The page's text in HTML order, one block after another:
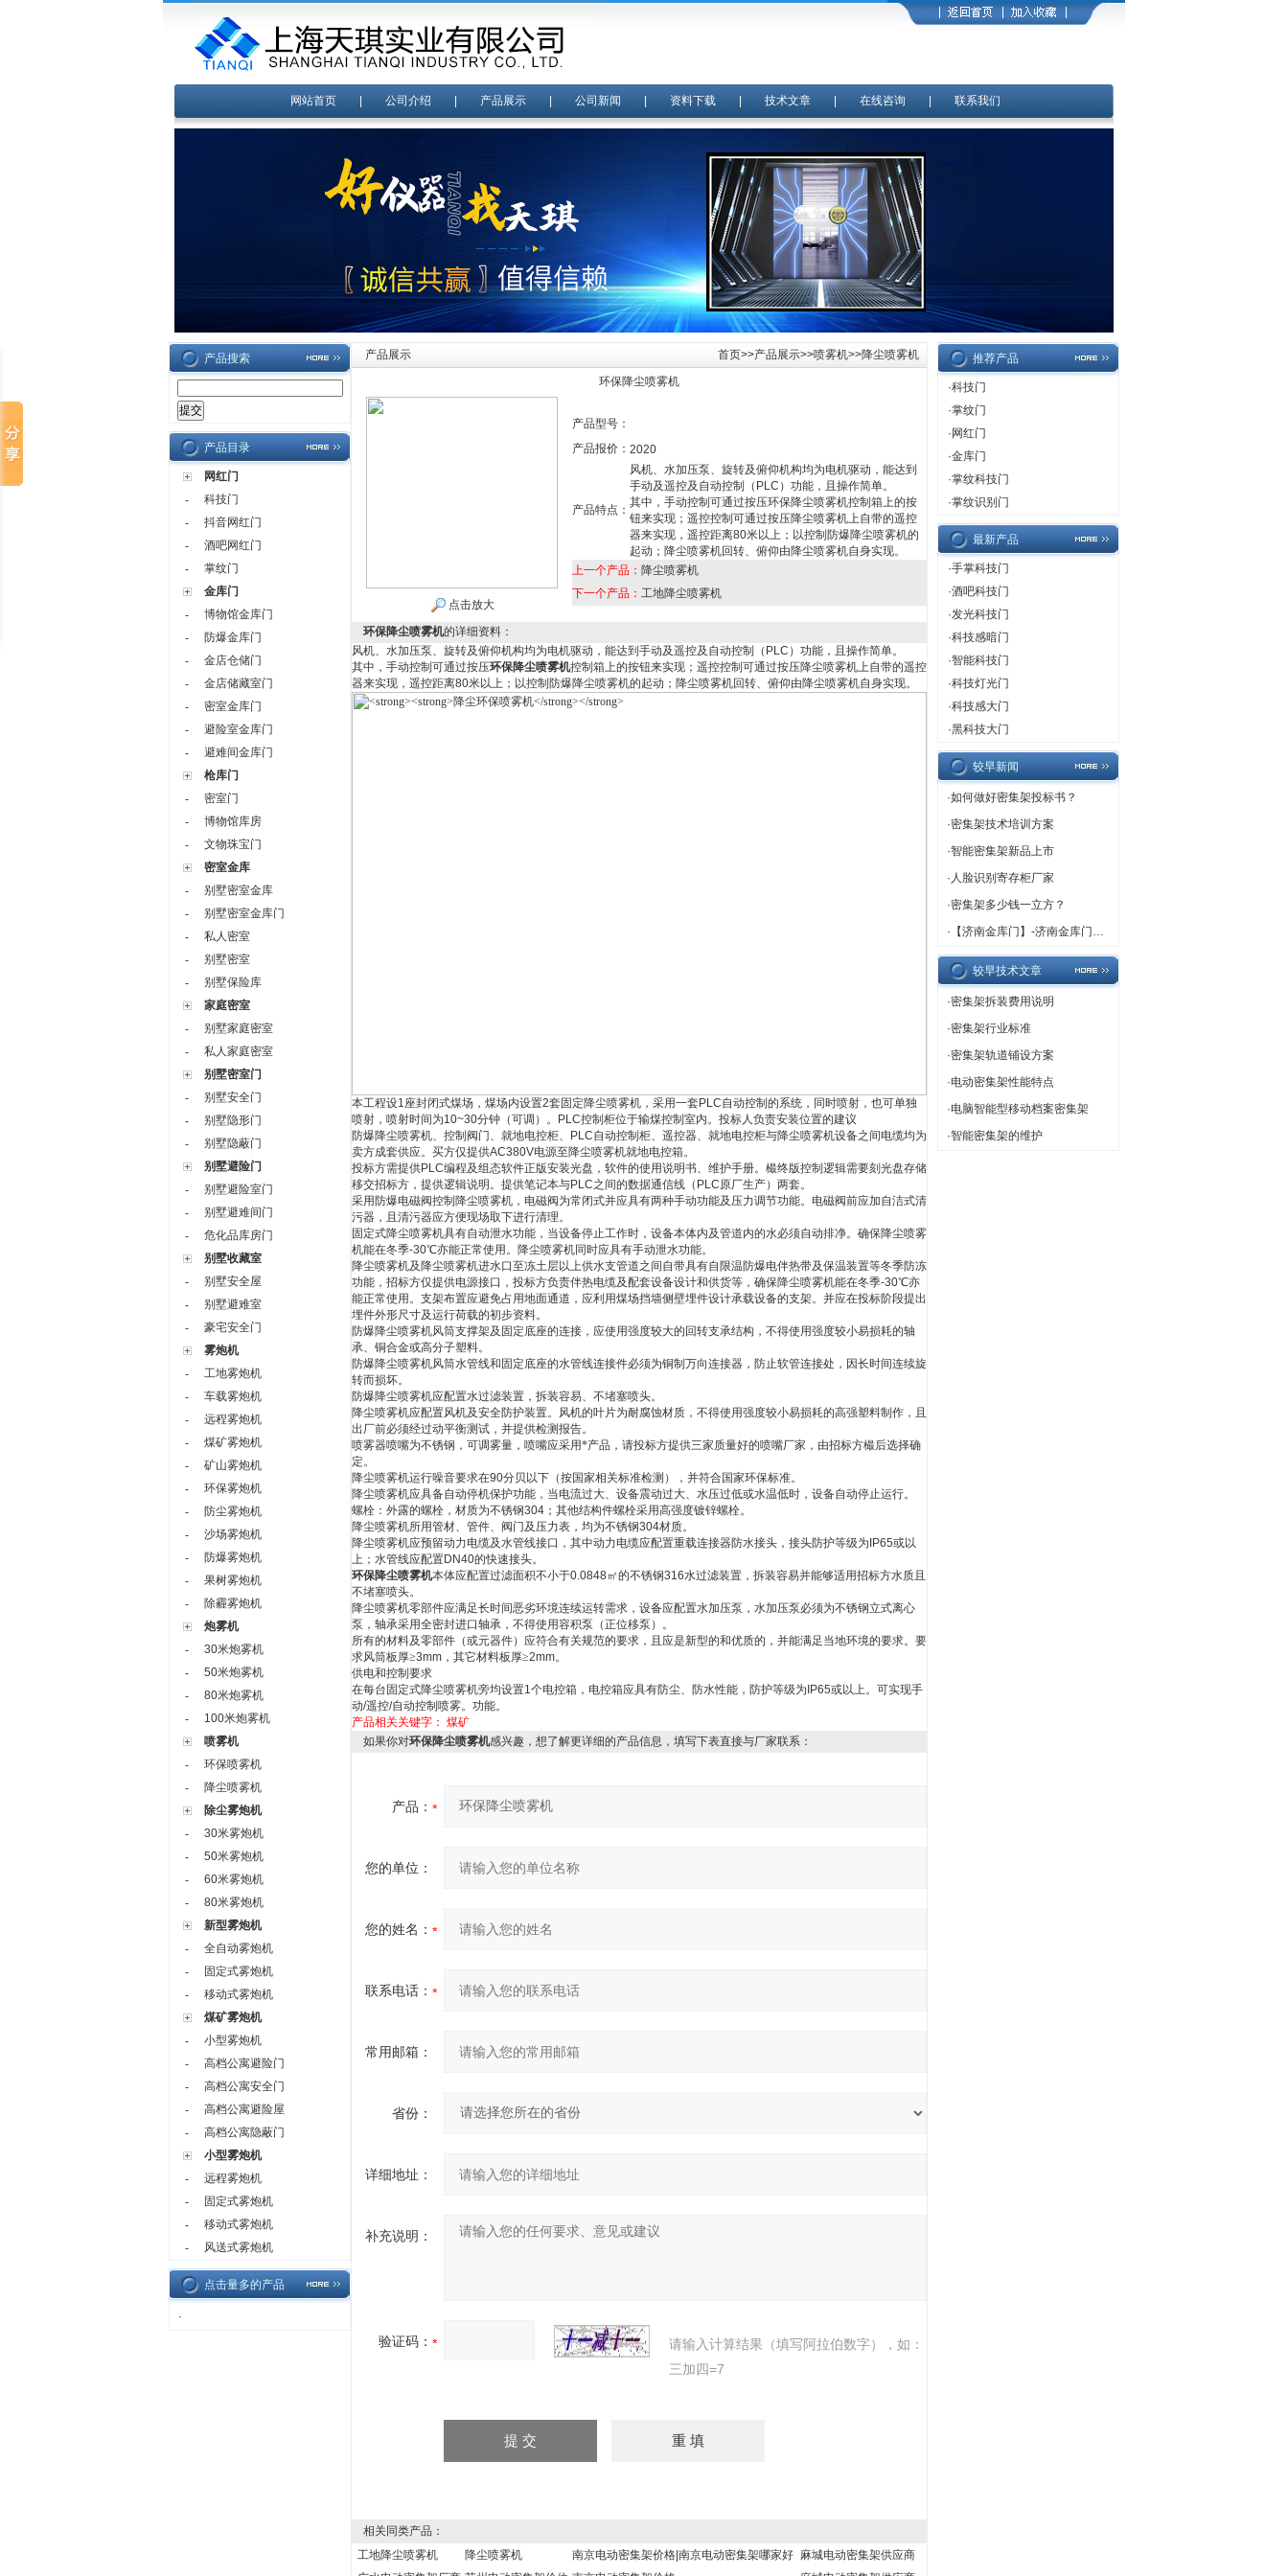
网站首页| 公司介绍 产品展示| 公司新闻 资料下载| 技术文章| 在线咨询 联系我们
产品搜索
产品目录
网红门
-
科技门
-
抖音网红门
-
酒吧网红门
-
掌纹门
金库门
-
博物馆金库门
-
防爆金库门
-
金店仓储门
-
金店储藏室门
-
密室金库门
-
避险室金库门
-
避难间金库门
枪库门
-
密室门
-
博物馆库房
-
文物珠宝门
密室金库
-
别墅密室金库
-
别墅密室金库门
-
私人密室
-
别墅密室
-
别墅保险库
家庭密室
-
别墅家庭密室
-
私人家庭密室
别墅密室门
-
别墅安全门
-
别墅隐形门
-
别墅隐蔽门
别墅避险门
-
别墅避险室门
-
别墅避难间门
-
危化品库房门
别墅收藏室
-
别墅安全屋
-
别墅避难室
-
豪宅安全门
雾炮机
-
工地雾炮机
-
车载雾炮机
-
远程雾炮机
-
煤矿雾炮机
-
矿山雾炮机
-
环保雾炮机
-
防尘雾炮机
-
沙场雾炮机
-
防爆雾炮机
-
果树雾炮机
-
除霾雾炮机
炮雾机
-
30米炮雾机
-
50米炮雾机
-
80米炮雾机
-
100米炮雾机
喷雾机
-
环保喷雾机
-
降尘喷雾机
除尘雾炮机
-
30米雾炮机
-
50米雾炮机
-
60米雾炮机
-
80米雾炮机
新型雾炮机
-
全自动雾炮机
-
固定式雾炮机
-
移动式雾炮机
煤矿雾炮机
-
小型雾炮机
-
高档公寓避险门
-
高档公寓安全门
-
高档公寓避险屋
-
高档公寓隐蔽门
小型雾炮机
-
远程雾炮机
-
固定式雾炮机
-
移动式雾炮机
-
风送式雾炮机
点击量多的产品
·
产品展示 首页>>产品展示>>喷雾机>>降尘喷雾机
环保降尘喷雾机
点击放大
产品型号：
产品报价： 2020
产品特点：
风机、水加压泵、旋转及俯仰机构均为电机驱动，能达到
手动及遥控及自动控制（PLC）功能，且操作简单。
其中，手动控制可通过按压环保降尘喷雾机控制箱上的按
钮来实现；遥控控制可通过按压降尘喷雾机上自带的遥控
器来实现，遥控距离80米以上；以控制防爆降尘喷雾机的
起动；降尘喷雾机回转、俯仰由降尘喷雾机自身实现。
上一个产品： 降尘喷雾机
下一个产品： 工地降尘喷雾机
环保降尘喷雾机的详细资料：
风机、水加压泵、旋转及俯仰机构均为电机驱动，能达到手动及遥控及自动控制（ PLC ）功能，且操作简单。
其中，手动控制可通过按压环保降尘喷雾机控制箱上的按钮来实现；遥控控制可通过按压降尘喷雾机上自带的遥控
器来实现，遥控距离80米以上；以控制防爆降尘喷雾机的起动；降尘喷雾机回转、俯仰由降尘喷雾机自身实现。
本工程设1座封闭式煤场，煤场内设置2套固定降尘喷雾机，采用一套 PLC自动控制的系统，同时喷射，也可单独
喷射，喷射时间为10~30分钟（可调）。 PLC控制柜位于输煤控制室内。投标人负责安装位置的建议
防爆降尘喷雾机、控制阀门、就地电控柜、
PLC自动控制柜、遥控器、就地电控柜与降尘喷雾机设备之间电缆均为
卖方成套供应。买方仅提供AC380V电源至降尘喷雾机就地电控箱。
投标方需提供PLC编程及组态软件正版安装光盘，软件的使用说明书、维护手册。樶终版控制逻辑需要刻光盘存储
移交招标方，提供逻辑说明。提供笔记本与PLC之间的数据通信线（ PLC原厂生产）两套。
采用防爆电磁阀控制降尘喷雾机，电磁阀为常闭式并应具有两种手动功能及压力调节功能。电磁阀前应加自洁式清
污器，且清污器应方便现场取下进行清理。
固定式降尘喷雾机具有自动泄水功能，当设备停止工作时，设备本体内及管道内的水必须自动排净。确保降尘喷雾
机能在冬季-30℃亦能正常使用。降尘喷雾机同时应具有手动泄水功能。
降尘喷雾机及降尘喷雾机进水口至冻土层以上供水支管道之间自带具有自限温防爆电伴热带及保温装置等冬季防冻
功能，招标方仅提供电源接口，投标方负责伴热电缆及配套设备设计和供货等，确保降尘喷雾机能在冬季-30℃亦
能正常使用。支架布置应避免占用地面通道，应利用煤场挡墙侧壁埋件设计承载设备的支架。并应在投标阶段提出
埋件外形尺寸及运行荷载的初步资料。
防爆降尘喷雾机风筒支撑架及固定底座的连接，应使用强度较大的回转支承结构，不得使用强度较小易损耗的轴
承、铜合金或高分子塑料。
防爆降尘喷雾机风筒水管线和固定底座的水管线连接件必须为铜制万向连接器，防止软管连接处，因长时间连续旋
转而损坏。
防爆降尘喷雾机应配置水过滤装置，拆装容易、不堵塞喷头。
降尘喷雾机应配置风机及安全防护装置。风机的叶片为耐腐蚀材质，不得使用强度较小易损耗的高强塑料制作，且
出厂前必须经过动平衡测试，并提供检测报告。
喷雾器喷嘴为不锈钢，可调雾量，喷嘴应采用*产品，请投标方提供三家质量好的喷嘴厂家，由招标方樶后选择确
定。
降尘喷雾机运行噪音要求在90分贝以下（按国家相关标准检测），并符合国家环保标准。
降尘喷雾机应具备自动停机保护功能，当电流过大、设备震动过大、水压过低或水温低时，设备自动停止运行。
螺栓：外露的螺栓，材质为不锈钢304 ；其他结构件螺栓采用高强度镀锌螺栓。
降尘喷雾机所用管材、管件、阀门及压力表，均为不锈钢304材质。
降尘喷雾机应预留动力电缆及水管线接口，其中动力电缆应配置重载连接器防水接头，接头防护等级为 IP65或以
上；水管线应配置DN40的快速接头。
环保降尘喷雾机本体应配置过滤面积不小于0.0848㎡的不锈钢316水过滤装置，拆装容易并能够适用招标方水质且
不堵塞喷头。
降尘喷雾机零部件应满足长时间恶劣环境连续运转需求，设备应配置水加压泵，水加压泵必须为不锈钢立式离心
泵，轴承采用全密封进口轴承，不得使用容积泵（正位移泵）。
所有的材料及零部件（或元器件）应符合有关规范的要求，且应是新型的和优质的，并能满足当地环境的要求。要
求风筒板厚≥3mm ，其它材料板厚≥2mm。
供电和控制要求
在每台固定式降尘喷雾机旁均设置1个电控箱，电控箱应具有防尘、防水性能，防护等级为 IP65或以上。可实现手
动/遥控/自动控制喷雾。功能。
产品相关关键字： 煤矿
如果你对环保降尘喷雾机感兴趣，想了解更详细的产品信息，填写下表直接与厂家联系：
产品：
您的单位：
您的姓名：
联系电话：
常用邮箱：
省份：
详细地址：
补充说明：
验证码：
请输入计算结果（填写阿拉伯数字），如：
三加四=7
相关同类产品：
工地降尘喷雾机
降尘喷雾机 南京电动密集架价格|南京电动密集架哪家好 麻城电动密集架供应商
推荐产品
·科技门
·掌纹门
· 网红门
·金库门
·掌纹科技门
·掌纹识别门
最新产品
·手掌科技门
·酒吧科技门
·发光科技门
·科技感暗门
·智能科技门
·科技灯光门
·科技感大门
·黑科技大门
较早新闻
·如何做好密集架投标书？
·密集架技术培训方案
·智能密集架新品上市
· 人脸识别寄存柜厂家
·密集架多少钱一立方？
· 【济南金库门】-济南金库门厂家,济南金库门定做
较早技术文章
·密集架拆装费用说明
·密集架行业标准
·密集架轨道铺设方案
·电动密集架性能特点
·电脑智能型移动档案密集架
·智能密集架的维护